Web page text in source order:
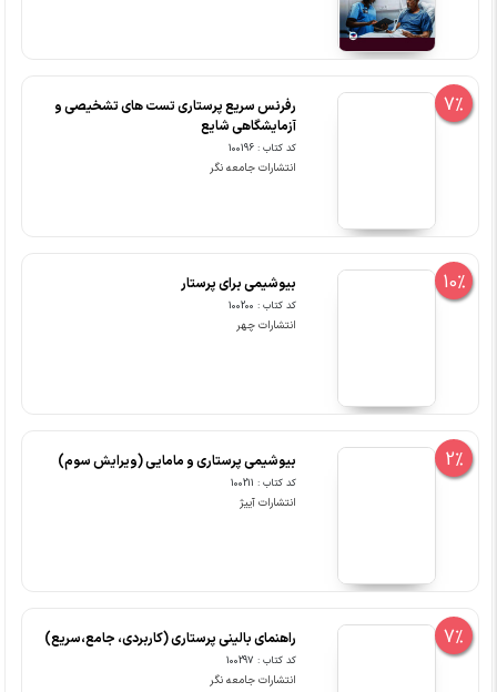
7%
رفرنس سریع پرستاری تست های تشخیصی و
آزمایشگاهی شایع
کد کتاب : 100196
انتشارات جامعه نگر
10% بیوشیمی برای پرستار
کد کتاب : 100200
انتشارات چهر
2% بیوشیمی پرستاری و مامایی (ویرایش سوم)
کد کتاب : 100211
انتشارات آییژ
7% راهنمای بالینی پرستاری (کاربردی، جامع،سریع)
کد کتاب : 100297
انتشارات جامعه نگر